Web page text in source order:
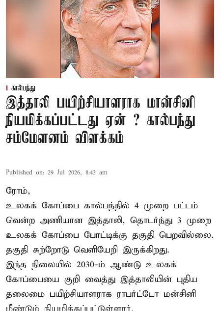
கால்பந்து
இத்தாலி பயிற்சியாளராக மான்சினி
நியமிக்கப்பட்டது ஏன் ? கால்பந்து
சம்மேளனம் விளக்கம்
Published on: 29 Jul 2026, 8:43 am
ரோம்,
உலகக் கோப்பை கால்பந்தில் 4 முறை பட்டம்
வென்ற அணியான இத்தாலி, தொடர்ந்து 3 முறை
உலகக் கோப்பை போட்டிக்கு தகுதி பெறவில்லை.
தகுதி சுற்றோடு வெளியேறி இருக்கிறது.
இந்த நிலையில் 2030-ம் ஆண்டு உலகக்
கோப்பையை குறி வைத்து இத்தாலியின் புதிய
தலைமை பயிற்சியாளராக ராபர்ட்டோ மன்சினி